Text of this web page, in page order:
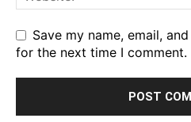
Save my name, email,
for the next time I comment.